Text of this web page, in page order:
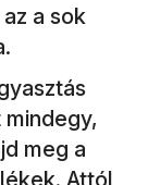
a sok
meg a
Attól